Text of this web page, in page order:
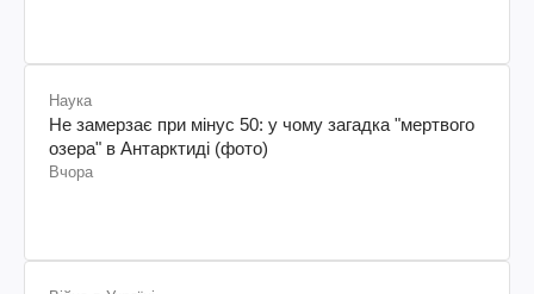
Наука
Не замерзає при мінус 50: у чому загадка "мертвого
озера" в Антарктиді (фото)
Вчора